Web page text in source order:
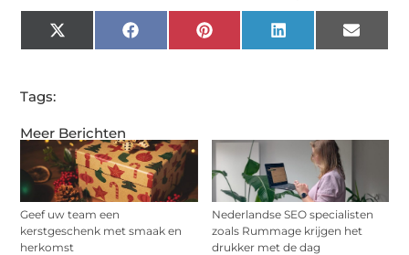
Meer Berichten
Geef uw team een
kerstgeschenk met smaak en
herkomst
Nederlandse SEO specialisten
zoals Rummage krijgen het
drukker met de dag
X
(Twitter)
Facebook Pinterest LinkedIn Email
Tags: